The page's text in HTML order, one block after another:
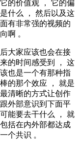
的价值观 ， 它的偏
什么 ， 然后以及这
有非常强的视频的
啊 。
大家应该也会在接
的时间感受到 ， 这
也是一个有那种指
的那个效应 ， 就是
清晰的方式让创作
外部意识到下面平
能要去干什么 ， 就
括在内外部都达成
个共识 。